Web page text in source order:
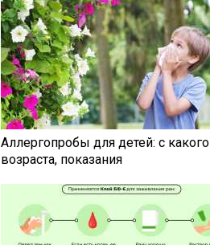
Аллергопробы для детей: с какого
возраста, показания